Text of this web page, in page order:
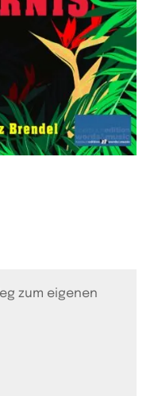
zum eigenen